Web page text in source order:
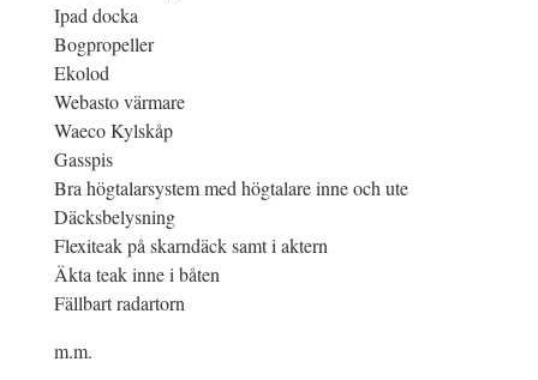
Ipad docka
Bogpropeller
Ekolod
Webasto värmare
Waeco Kylskåp
Gasspis
Bra högtalarsystem med högtalare inne och ute
Däcksbelysning
Flexiteak på skarndäck samt i aktern
Äkta teak inne i båten
Fällbart radartorn
m.m.